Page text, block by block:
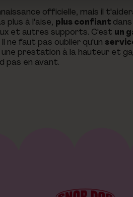
officielle, mais il
plus à l'aise, plus confiant
et autres supports. C'est un
ne faut pas oublier qu'un
une prestation à la hauteur et
pas en avant.